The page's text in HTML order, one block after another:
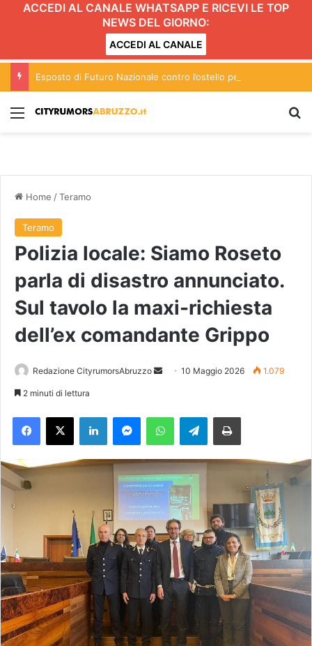
ACCEDI AL CANALE WHATSAPP E RICEVI LE TOP
NEWS DEL GIORNO:
ACCEDI AL CANALE
Menu
Home /Teramo
Teramo
Polizia locale: Siamo Roseto
parla di disastro annunciato.
Sul tavolo la maxi-richiesta
dell’ex comandante Grippo
Redazione CityrumorsAbruzzo
a
n
'
m
a
10 Maggio 2026 1.079
2 minuti di lettura
Telegram